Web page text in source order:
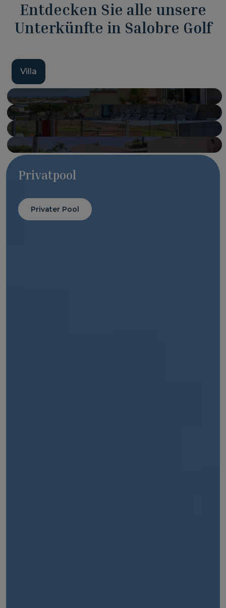
Entdecken Sie alle unsere
Unterkünfte in Salobre Golf
Villa
Privatpool
Privater Pool